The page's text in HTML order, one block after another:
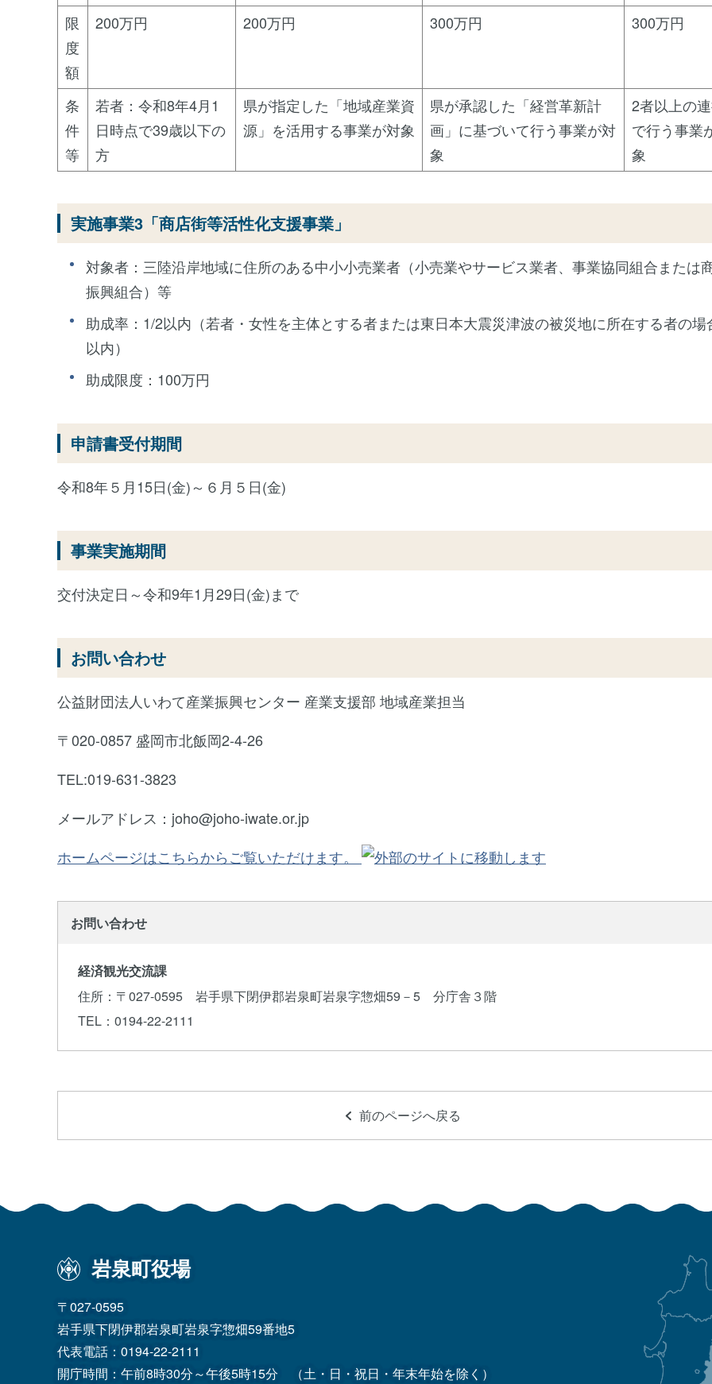
限
度
額
200万円 200万円 300万円 300万円
条
件
等
若者：令和8年4月1
日時点で39歳以下の
方
県が指定した「地域産業資
源」を活用する事業が対象
県が承認した「経営革新計
画」に基づいて行う事業が対
象
2者以上の
で行う事業
象
実施事業3「商店街等活性化支援事業」
対象者：三陸沿岸地域に住所のある中小小売業者（小売業やサービス業者、事業協同組合または
振興組合）等
助成率：1/2以内（若者・女性を主体とする者または東日本大震災津波の被災地に所在する者の場
以内）
助成限度：100万円
申請書受付期間
令和8年５月15日(金)～６月５日(金)
事業実施期間
交付決定日～令和9年1月29日(金)まで
お問い合わせ
公益財団法人いわて産業振興センター 産業支援部 地域産業担当
〒020-0857 盛岡市北飯岡2-4-26
TEL:019-631-3823
メールアドレス：joho@joho-iwate.or.jp
ホームページはこちらからご覧いただけます。
お問い合わせ
経済観光交流課
住所 ：〒027-0595 岩手県下閉伊郡岩泉町岩泉字惣畑59－5 分庁舎３階
TEL ：0194-22-2111
前のページへ戻る
岩泉町役場
〒027-0595
岩手県下閉伊郡岩泉町岩泉字惣畑59番地5
代表電話： 0194-22-2111
開庁時間：午前8時30分～午後5時15分
（土・日・祝日・年末年始を除く）